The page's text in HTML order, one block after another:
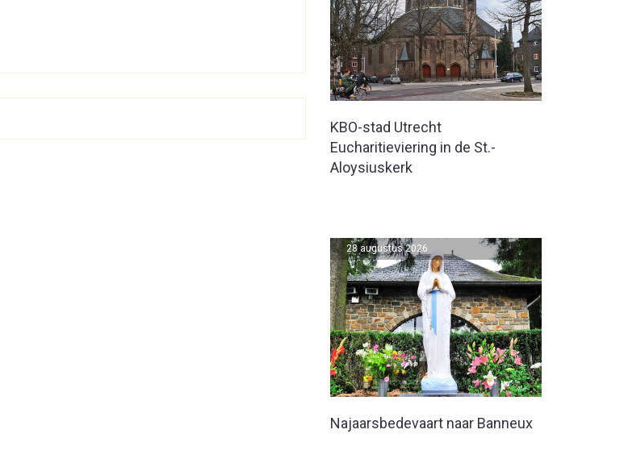
KBO-stad Utrecht
Eucharitieviering in de St.-
Aloysiuskerk
Najaarsbedevaart naar Banneux
28 augustus 2026